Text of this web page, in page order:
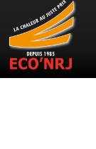
contenu